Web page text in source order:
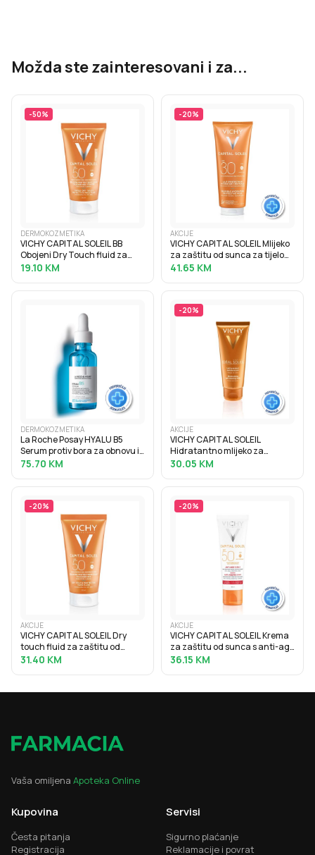
Možda ste zainteresovani i za...
-50%
DERMOKOZMETIKA
VICHY CAPITAL SOLEIL BB
Obojeni Dry Touch fluid za
zaštitu od sunca SPF50, 50 ml
19.10 KM
-20%
AKCIJE
VICHY CAPITAL SOLEIL Mlijeko
za zaštitu od sunca za tijelo
SPF30, obiteljsko pakiranje,
41.65 KM
DERMOKOZMETIKA
La Roche Posay HYALU B5
Serum protiv bora za obnovu i
punoću kože s hijaluronskom
75.70 KM
-20%
AKCIJE
VICHY CAPITAL SOLEIL
Hidratantno mlijeko za
samotamnjenje, 100 ml
30.05 KM
-20%
AKCIJE
VICHY CAPITAL SOLEIL Dry
touch fluid za zaštitu od
sunca protiv masnoga sjaja
31.40 KM
-20%
AKCIJE
VICHY CAPITAL SOLEIL Krema
za zaštitu od sunca s anti-age
efektom SPF50, 50 ml
36.15 KM
Vaša omiljena Apoteka Online
Kupovina
Česta pitanja
Registracija
Servisi
Sigurno plaćanje
Reklamacije i povrat